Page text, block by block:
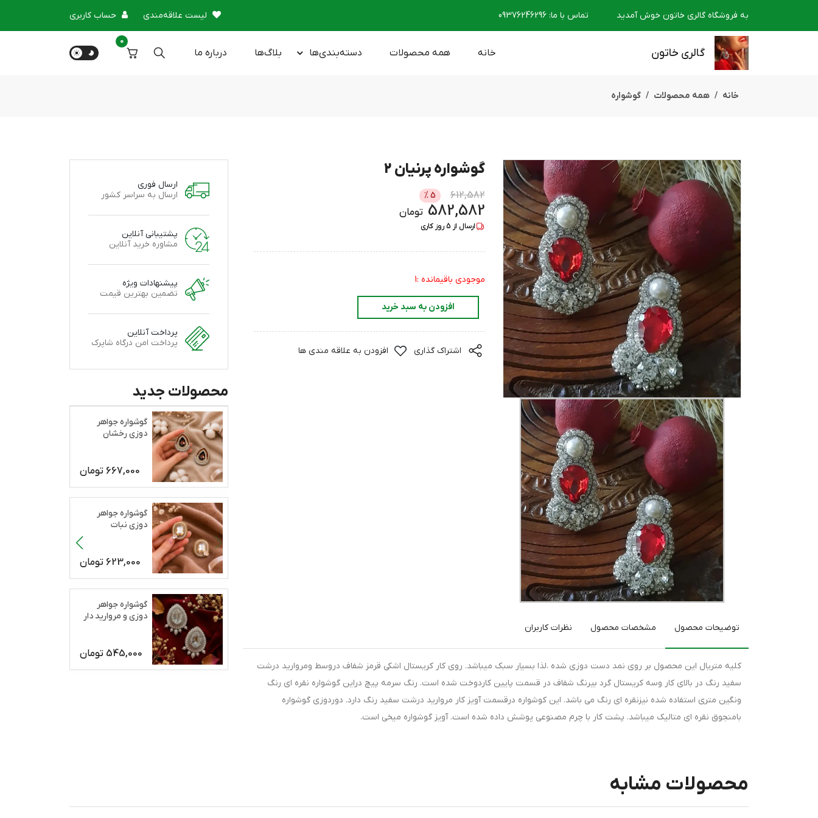
به فروشگاه گالری خاتون خوش آمدید تماس با ما:
09376246296 لیست علاقه‌مندی حساب کاربری
گالری خاتون خانه همه محصولات دسته‌بندی‌ها بلاگ‌ها درباره‌ ما
0
خانه همه محصولات گوشواره
گوشواره پرنیان 2
612,582
5
%
582,582 تومان
ارسال از 5روز کاری
موجودی باقیمانده :1
افزودن به سبد خرید
اشتراک گذاری افزودن به علاقه مندی ها
توضیحات محصول مشخصات محصول نظرات کاربران
کلیه متریال این محصول بر روی نمد دست دوزی شده ،لذا بسیار سبک میباشد. روی کار کریستال اشکی قرمز شفاف دروسط ومروارید درشت
سفید رنگ در بالای کار وسه کریستال گرد بیرنگ شفاف در قسمت پایین کاردوخت شده است. رنگ سرمه پیچ دراین گوشواره نقره ای رنگ
ونگین متری استفاده شده نیزنقره ای رنگ می باشد. این کوشواره درقسمت آویز کار مروارید درشت سفید رنگ دارد. دوردوزی گوشواره
بامنجوق نقره ای متالیک میباشد. پشت کار با چرم مصنوعی پوشش داده شده است. آویز گوشواره میخی است.
ارسال فوری
ارسال به سراسر کشور
پشتیبانی آنلاین
مشاوره خرید آنلاین
پیشنهادات ویژه
تضمین بهترین قیمت
پرداخت آنلاین
پرداخت امن درگاه شاپرک
محصولات جدید
گوشواره جواهر
دوزی رخشان
667,000 تومان
گوشواره جواهر
دوزی نبات
623,000 تومان
گوشواره جواهر
دوزی و مروارید دار
545,000 تومان
محصولات مشابه